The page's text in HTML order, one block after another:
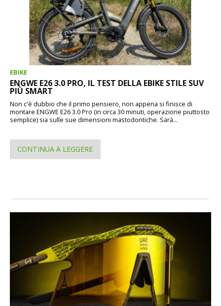
EBIKE
ENGWE E26 3.0 PRO, IL TEST DELLA EBIKE STILE SUV
PIÙ SMART
Non c'è dubbio che il primo pensiero, non appena si finisce di
montare ENGWE E26 3.0 Pro (in circa 30 minuti, operazione piuttosto
semplice) sia sulle sue dimensioni mastodontiche. Sarà...
CONTINUA A LEGGERE